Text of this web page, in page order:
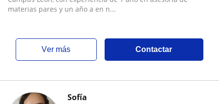
materias pares y un año a en n...
ver más Contactar
Sofía